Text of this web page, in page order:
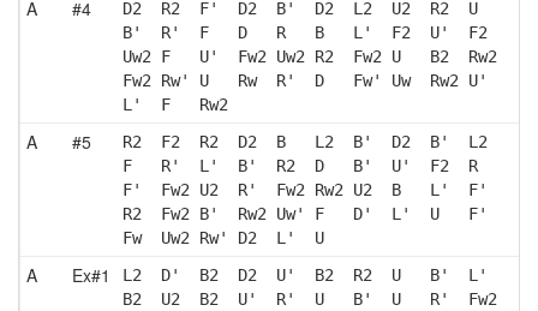
A #4
D2  R2  F'  D2  B'  D2  L2  U2  R2  U
B'  R'  F   D   R   B   L'  F2  U'  F2
Uw2 F   U'  Fw2 Uw2 R2  Fw2 U   B2  Rw2
Fw2 Rw' U   Rw  R'  D   Fw' Uw  Rw2 U'
L'  F   Rw2
A #5
R2  F2  R2  D2  B   L2  B'  D2  B'  L2
F   R'  L'  B'  R2  D   B'  U'  F2  R
F'  Fw2 U2  R'  Fw2 Rw2 U2  B   L'  F'
R2  Fw2 B'  Rw2 Uw' F   D'  L'  U   F'
Fw  Uw2 Rw' D2  L'  U
A Ex#1
L2  D'  B2  D2  U'  B2  R2  U   B'  L'
B2  U2  B2  U'  R'  U   B'  U   R'  Fw2